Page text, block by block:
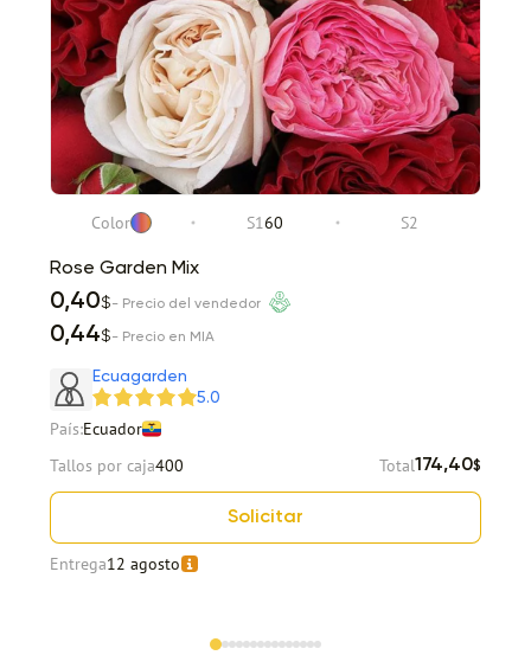
Color S160 S2
Rose Garden Mix
0,40$- Precio del vendedor
0,44$- Precio en MIA
Ecuagarden
5.0
País:Ecuador
Tallos por caja400 Total174,40$
Solicitar
Entrega12 agosto